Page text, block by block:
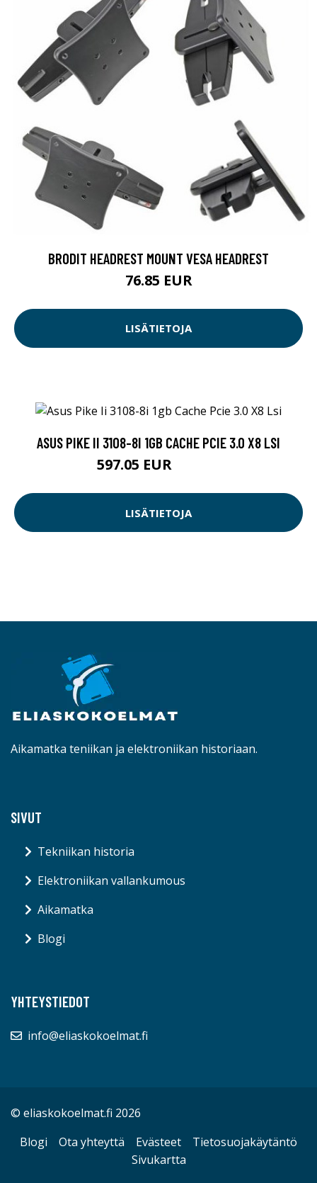
BRODIT HEADREST MOUNT VESA HEADREST
76.85 EUR
LISÄTIETOJA
ASUS PIKE II 3108-8I 1GB CACHE PCIE 3.0 X8 LSI
597.05 EUR
LISÄTIETOJA
Aikamatka teniikan ja elektroniikan historiaan.
SIVUT
Tekniikan historia
Elektroniikan vallankumous
Aikamatka
Blogi
YHTEYSTIEDOT
info@eliaskokoelmat.fi
© eliaskokoelmat.fi 2026
Blogi
Ota yhteyttä Evästeet
Tietosuojakäytäntö
Sivukartta